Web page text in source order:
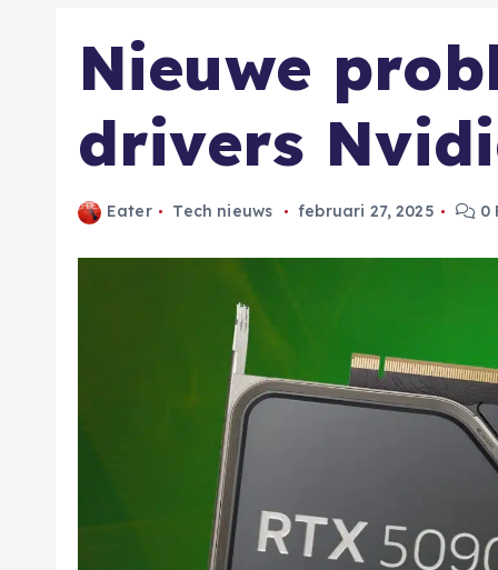
Nieuwe
drivers
Eater Tech nieuws februari 27, 2025 0